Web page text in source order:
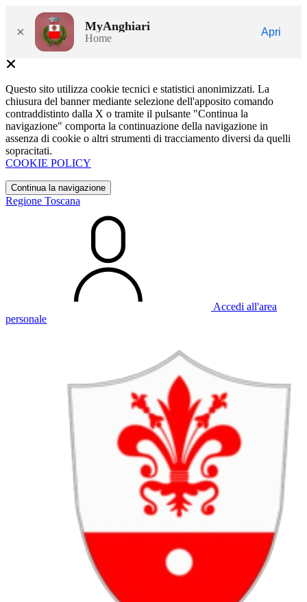
× MyAnghiari
Home
Apri
Questo sito utilizza cookie tecnici e statistici anonimizzati. La
chiusura del banner mediante selezione dell'apposito comando
contraddistinto dalla X o tramite il pulsante "Continua la
navigazione" comporta la continuazione della navigazione in
assenza di cookie o altri strumenti di tracciamento diversi da quelli
sopracitati.
COOKIE POLICY
Continua la navigazione
Regione Toscana
Accedi all'area
personale